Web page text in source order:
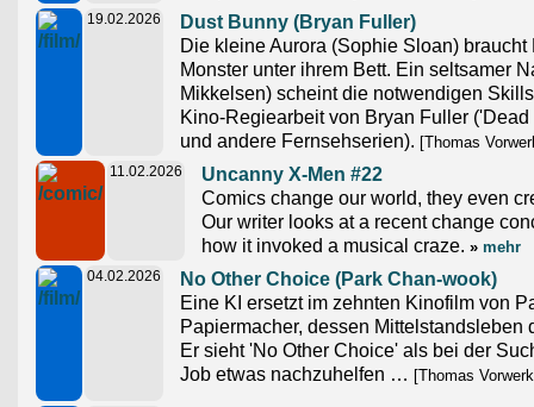
19.02.2026
Dust Bunny (Bryan Fuller)
Die kleine Aurora (Sophie Sloan)
Monster unter ihrem Bett. Ein seltsamer
Mikkelsen) scheint die notwendigen
Kino-Regiearbeit von Bryan Fuller
und andere Fernsehserien). [Thomas
11.02.2026
Uncanny X-Men #22
Comics change our world, they even
Our writer looks at a recent change
how it invoked a musical craze. » mehr
04.02.2026
No Other Choice (Park Chan-wook)
Eine KI ersetzt im zehnten Kinofilm von
Papiermacher, dessen Mittelstandsleben
Er sieht 'No Other Choice' als bei der
Job etwas nachzuhelfen … [Thomas